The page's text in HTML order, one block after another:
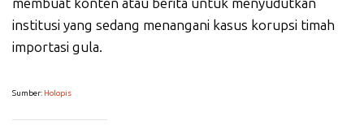
membuat konten atau berita untuk menyudutkan
institusi yang sedang menangani kasus korupsi timah
importasi gula.
Sumber: Holopis